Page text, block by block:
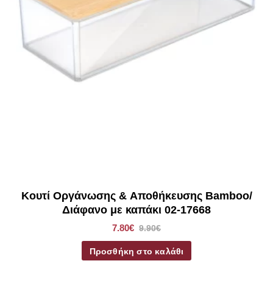
Κουτί Οργάνωσης & Αποθήκευσης Bamboo/
Διάφανο με καπάκι 02-17668
7.80€ 9.90€
Προσθήκη στο καλάθι